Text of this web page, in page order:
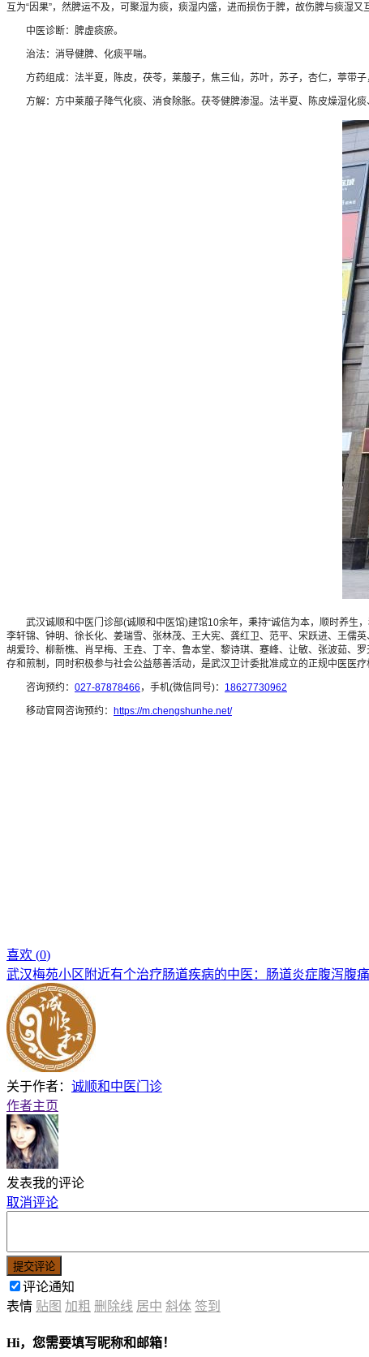
互为“因果”，然脾运不及，可聚湿为痰，痰湿内盛，进而损伤于脾，故伤脾与痰湿又
中医诊断：脾虚痰瘀。
治法：消导健脾、化痰平喘。
方药组成：法半夏，陈皮，茯苓，莱菔子，焦三仙，苏叶，苏子，杏仁，葶带子
方解：方中莱菔子降气化痰、消食除胀。茯苓健脾渗湿。法半夏、陈皮燥湿化痰
武汉诚顺和中医门诊部(诚顺和中医馆)建馆10余年，秉持“诚信为本，顺时养生，
李轩锦、钟明、徐长化、姜瑞雪、张林茂、王大宪、龚红卫、范平、宋跃进、王儒
胡爱玲、柳新樵、肖早梅、王垚、丁辛、鲁本堂、黎诗琪、蹇峰、让敏、张波茹、
存和煎制，同时积极参与社会公益慈善活动，是武汉卫计委批准成立的正规中医医
咨询预约： 027-87878466 ，手机(微信同号)： 18627730962
移动官网咨询预约： https://m.chengshunhe.net/
喜欢 (0)
武汉梅苑小区附近有个治疗肠道疾病的中医：肠道炎症腹泻腹
关于作者： 诚顺和中医门诊
作者主页
发表我的评论
取消评论
提交评论
评论通知
表情 贴图 加粗 删除线 居中 斜体 签到
Hi，您需要填写昵称和邮箱！